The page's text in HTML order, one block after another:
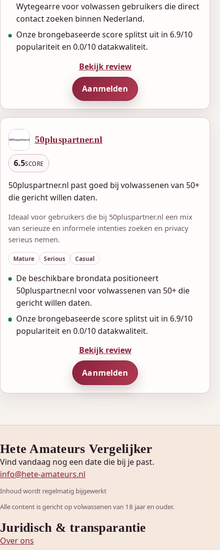
Wytegearre voor volwassen gebruikers die direct
contact zoeken binnen Nederland.
Onze brongebaseerde score splitst uit in 6.9/10
populariteit en 0.0/10 datakwaliteit.
Bekijk review
Aanmelden
50pluspartner.nl
6.5SCORE
50pluspartner.nl past goed bij volwassenen van 50+
die gericht willen daten.
Ideaal voor gebruikers die bij 50pluspartner.nl een mix
van serieuze en informele intenties zoeken en privacy
serieus nemen.
Mature Serious Casual
De beschikbare brondata positioneert
50pluspartner.nl voor volwassenen van 50+ die
gericht willen daten.
Onze brongebaseerde score splitst uit in 6.9/10
populariteit en 0.0/10 datakwaliteit.
Bekijk review
Aanmelden
Hete Amateurs Vergelijker
Vind vandaag nog een date die bij je past.
info@hete-amateurs.nl
Inhoud wordt regelmatig bijgewerkt
Alle content is gericht op volwassenen van 18 jaar en ouder.
Juridisch & transparantie
Over ons